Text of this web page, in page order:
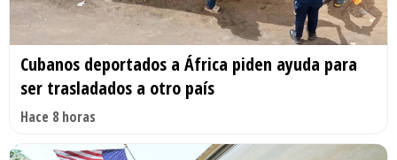
Cubanos deportados a África piden ayuda para
ser trasladados a otro país
Hace 8 horas